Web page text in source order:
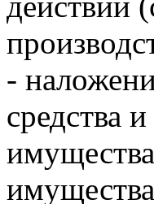
-
средства